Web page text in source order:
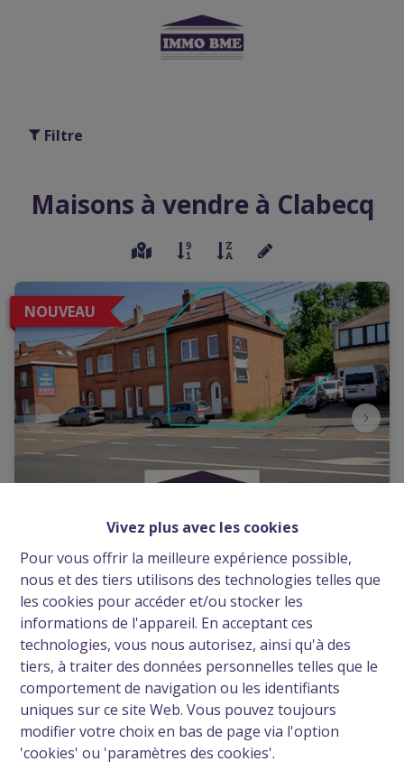
Vivez plus avec les cookies
Pour vous offrir la meilleure expérience possible,
nous et des tiers utilisons des technologies telles que
les cookies pour accéder et/ou stocker les
informations de l'appareil. En acceptant ces
technologies, vous nous autorisez, ainsi qu'à des
tiers, à traiter des données personnelles telles que le
comportement de navigation ou les identifiants
uniques sur ce site Web. Vous pouvez toujours
modifier votre choix en bas de page via l'option
'cookies' ou 'paramètres des cookies'.
Filtre
Maisons à vendre à Clabecq
NOUVEAU
Maison unifamiale 3 façades avec cour, jardin
et garage - F.O. +
Route Provinciale 69, 1480 Clabecq
Ref
€ 275.000
3 1 1